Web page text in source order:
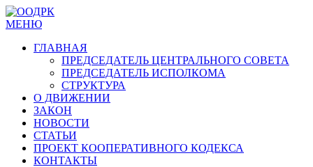
МЕНЮ
ГЛАВНАЯ
ПРЕДСЕДАТЕЛЬ ЦЕНТРАЛЬНОГО СОВЕТА
ПРЕДСЕДАТЕЛЬ ИСПОЛКОМА
СТРУКТУРА
О ДВИЖЕНИИ
ЗАКОН
НОВОСТИ
СТАТЬИ
ПРОЕКТ КООПЕРАТИВНОГО КОДЕКСА
КОНТАКТЫ